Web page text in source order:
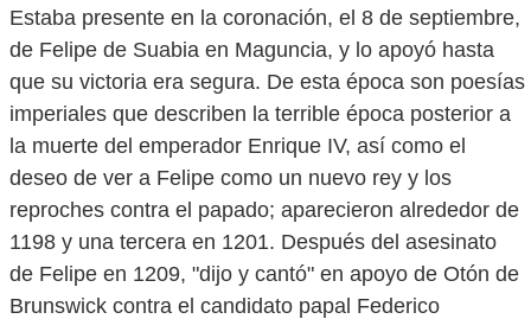
Estaba presente en la coronación, el 8 de septiembre,
de Felipe de Suabia en Maguncia, y lo apoyó hasta
que su victoria era segura. De esta época son poesías
imperiales que describen la terrible época posterior a
la muerte del emperador Enrique IV, así como el
deseo de ver a Felipe como un nuevo rey y los
reproches contra el papado; aparecieron alrededor de
1198 y una tercera en 1201. Después del asesinato
de Felipe en 1209, "dijo y cantó" en apoyo de Otón de
Brunswick contra el candidato papal Federico